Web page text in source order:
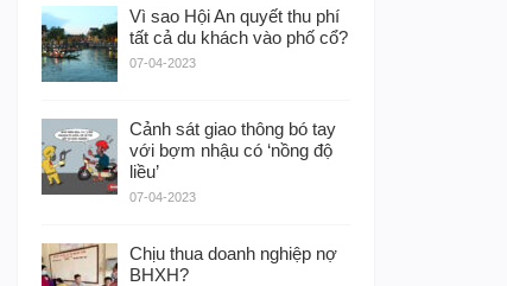
Vì sao Hội An quyết thu phí
tất cả du khách vào phố cổ?
07-04-2023
Cảnh sát giao thông bó tay
với bợm nhậu có ‘nồng độ
liều’
07-04-2023
Chịu thua doanh nghiệp nợ
BHXH?